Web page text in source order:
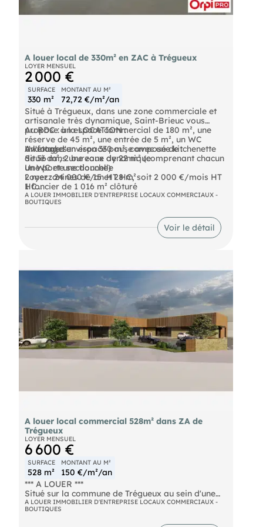
A louer local de 330m² en ZAC à Trégueux
LOYER MENSUEL
2 000 €
SURFACE
330 m²
MONTANT AU M²
72,72 €/m²/an
Situé à Trégueux, dans une zone commerciale et
artisanale très dynamique, Saint-Brieuc vous
propose à la LOCATION :
Un local d'environ 330 m², composé de :
Au RDC : un espace commercial de 180 m², une
réserve de 45 m², une entrée de 5 m², un WC
A l'étage : un espace pause avec une kitchenette
de 56 m², 2 bureaux de 22 m² (comprenant chacun
un WC et une douche)
2 mezzanines de 15 et 28 m²
1 foncier de 1 016 m² clôturé
Avantages :
Situé dans une zone dynamique
Une porte sectionnelle
Loyer : 24 000 €/an HT HC, soit 2 000 €/mois HT
HC
Honoraires : 7 200 € HT (30% d'une année de loyer
HT HC) à la charge du preneur soit 8 640 € TTC.
Pour plus d'informations, contactez l'agence
- Loyer annuel : 24000 € HT
- Taxe foncière : 1888 € Preneur
- Honoraires : 30% HT à la charge du preneur (soit
7 200,00 € HT)
A LOUER IMMOBILIER D'ENTREPRISE LOCAUX COMMERCIAUX -
BOUTIQUES
Voir le détail
A louer local commercial 528m² dans ZA de
Trégueux
LOYER MENSUEL
6 600 €
SURFACE
528 m²
MONTANT AU M²
150 €/m²/an
*** A LOUER ***
Situé sur la commune de Trégueux au sein d'une
zone d'activité en plein développement. Local
commercial d'une superficie de 528m² environ.
Places de stationnements en façade de
A LOUER IMMOBILIER D'ENTREPRISE LOCAUX COMMERCIAUX -
BOUTIQUES